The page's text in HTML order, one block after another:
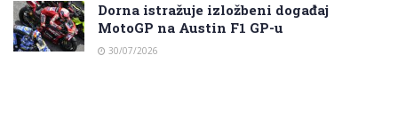
Dorna istražuje izložbeni događaj
MotoGP na Austin F1 GP-u
30/07/2026